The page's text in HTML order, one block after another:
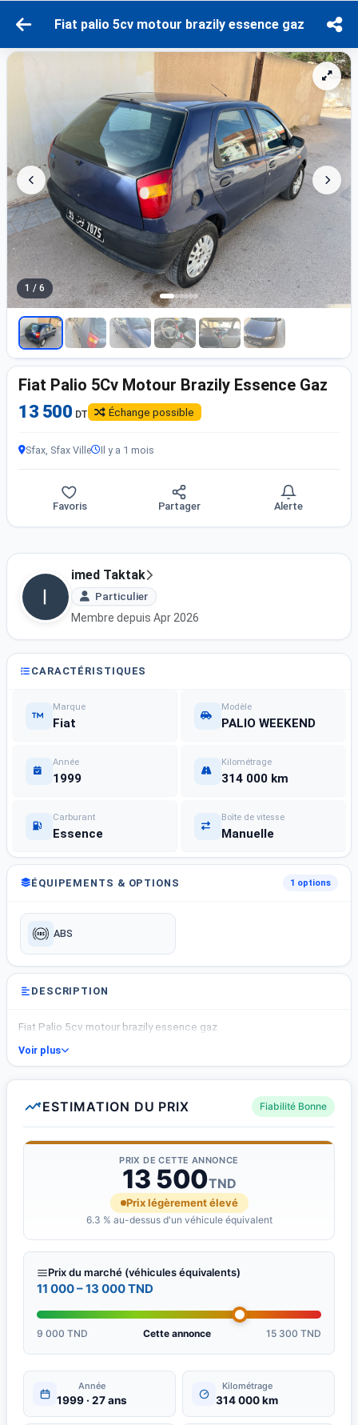
Fiat palio 5cv motour brazily essence gaz
1 / 6
Fiat Palio 5Cv Motour Brazily Essence Gaz
13 500 DT Échange possible
Sfax, Sfax Ville Il y a 1 mois
Favoris Partager Alerte
imed Taktak
Particulier
Membre depuis Apr 2026
CARACTÉRISTIQUES
Marque
Fiat
Modèle
PALIO WEEKEND
Année
1999
Kilométrage
314 000 km
Carburant
Essence
Boîte de vitesse
Manuelle
ÉQUIPEMENTS & OPTIONS 1 options
ABS
DESCRIPTION
Fiat Palio 5cv motour brazily essence gaz
Voir plus
ESTIMATION DU PRIX Fiabilité Bonne
PRIX DE CETTE ANNONCE
13 500TND
Prix légèrement élevé
6.3 % au-dessus d'un véhicule équivalent
Prix du marché (véhicules équivalents)
11 000 – 13 000 TND
9 000 TND Cette annonce 15 300 TND
Année
1999 · 27 ans
Kilométrage
314 000 km